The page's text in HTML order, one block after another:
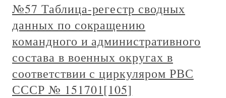
№57 Таблица-регестр сводных
данных по сокращению
командного и административного
состава в военных округах в
соответствии с циркуляром РВС
СССР № 151701[105]